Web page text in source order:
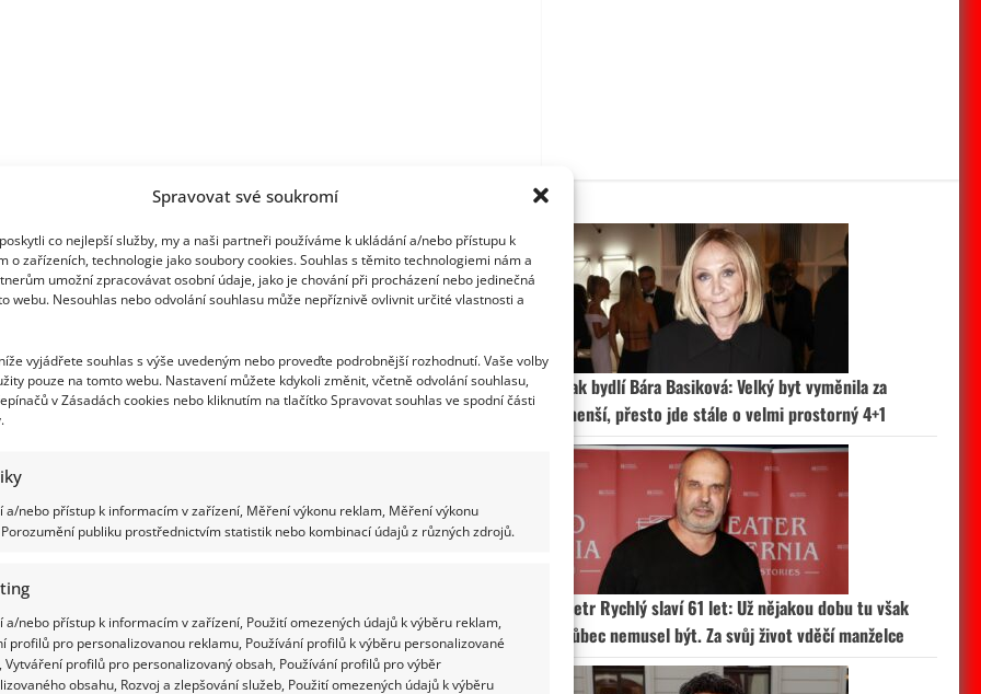
Spravovat své soukromí
co nejlepší služby, my a naši partneři používáme k ukládání a/nebo přístupu k
o zařízeních, technologie jako soubory cookies. Souhlas s těmito technologiemi nám a
umožní zpracovávat osobní údaje, jako je chování při procházení nebo jedinečná
webu. Nesouhlas nebo odvolání souhlasu může nepříznivě ovlivnit určité vlastnosti a
vyjádřete souhlas s výše uvedeným nebo proveďte podrobnější rozhodnutí. Vaše volby
pouze na tomto webu. Nastavení můžete kdykoli změnit, včetně odvolání souhlasu,
v Zásadách cookies nebo kliknutím na tlačítko Spravovat souhlas ve spodní části
a/nebo přístup k informacím v zařízení, Měření výkonu reklam, Měření výkonu
publiku prostřednictvím statistik nebo kombinací údajů z různých zdrojů.
a/nebo přístup k informacím v zařízení, Použití omezených údajů k výběru reklam,
profilů pro personalizovanou reklamu, Používání profilů k výběru personalizované
Vytváření profilů pro personalizovaný obsah, Používání profilů pro výběr
obsahu, Rozvoj a zlepšování služeb, Použití omezených údajů k výběru
Jak bydlí Bára Basiková: Velký byt vyměnila za
menší, přesto jde stále o velmi prostorný 4+1
Petr Rychlý slaví 61 let: Už nějakou dobu tu však
vůbec nemusel být. Za svůj život vděčí manželce